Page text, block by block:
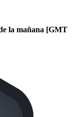
la mañana [GMT